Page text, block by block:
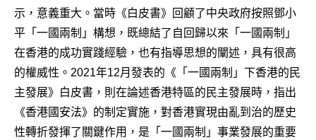
示，意義重大。當時《白皮書》回顧了中央政府按照鄧小
平「一國兩制」構想，既總結了自回歸以來「一國兩制」
在香港的成功實踐經驗，也有指導思想的闡述，具有很高
的權威性。2021年12月發表的《「一國兩制」下香港的民
主發展》白皮書，則在論述香港特區的民主發展時，指出
《香港國安法》的制定實施，對香港實現由亂到治的歷史
性轉折發揮了關鍵作用，是「一國兩制」事業發展的重要